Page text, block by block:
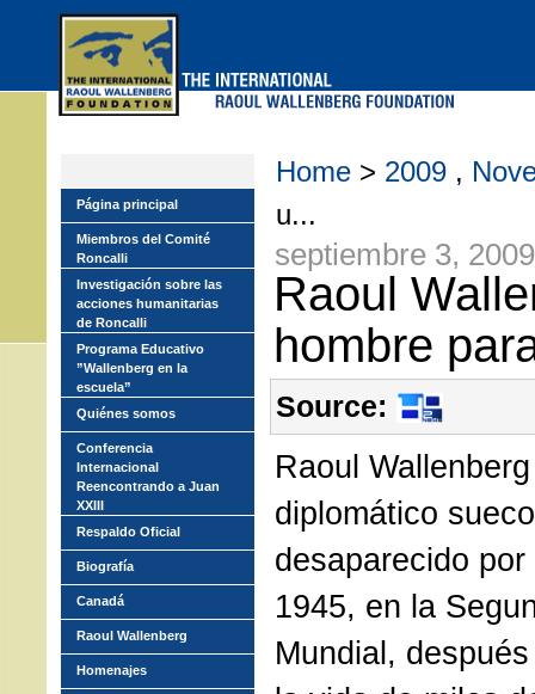
Home > 2009 ,
u...
septiembre 3, 2009
Raoul
hombre
Source:
Raoul
diplomático
desaparecido
1945, en la
Mundial,
Página principal
Miembros del Comité
Roncalli
Investigación sobre las
acciones humanitarias
de Roncalli
Programa Educativo
”Wallenberg en la
escuela”
Quiénes somos
Conferencia
Internacional
Reencontrando a Juan
XXIII
Respaldo Oficial
Biografía
Canadá
Raoul Wallenberg
Homenajes